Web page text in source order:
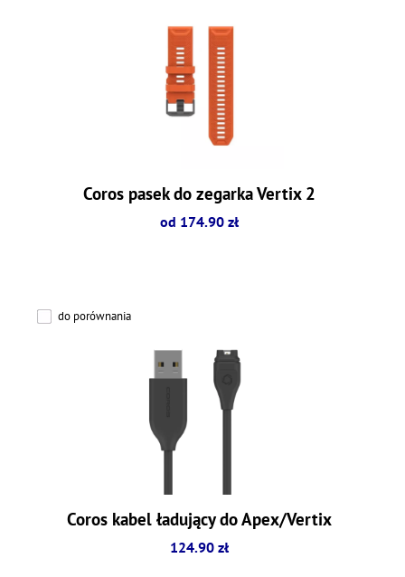
Coros pasek do zegarka Vertix 2
od 174.90 zł
do porównania
Coros kabel ładujący do Apex/Vertix
124.90 zł